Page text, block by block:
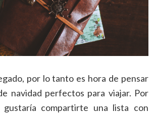
por lo tanto es hora de pensar
navidad perfectos para viajar. Por
gustaría compartirte una lista con